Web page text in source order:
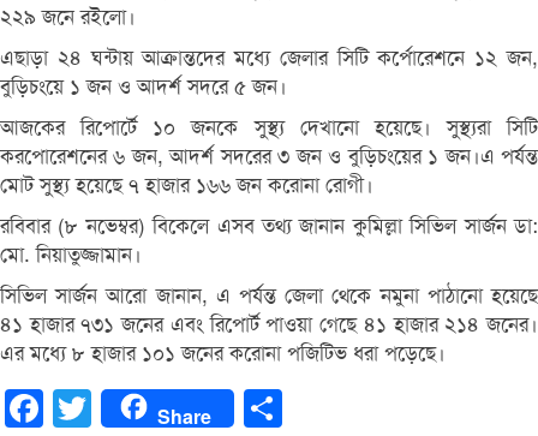
২২৯ জনে রইলো।
এছাড়া ২৪ ঘন্টায় আক্রান্তদের মধ্যে জেলার সিটি কর্পোরেশনে ১২ জন,
বুড়িচংয়ে ১ জন ও আদর্শ সদরে ৫ জন।
আজকের রিপোর্টে ১০ জনকে সুস্থ্য দেখানো হয়েছে। সুস্থ্যরা সিটি
করপোরেশনের ৬ জন, আদর্শ সদরের ৩ জন ও বুড়িচংয়ের ১ জন।এ পর্যন্ত
মোট সুস্থ্য হয়েছে ৭ হাজার ১৬৬ জন করোনা রোগী।
রবিবার (৮ নভেম্বর) বিকেলে এসব তথ্য জানান কুমিল্লা সিভিল সার্জন ডা:
মো. নিয়াতুজ্জামান।
সিভিল সার্জন আরো জানান, এ পর্যন্ত জেলা থেকে নমুনা পাঠানো হয়েছে
৪১ হাজার ৭৩১ জনের এবং রিপোর্ট পাওয়া গেছে ৪১ হাজার ২১৪ জনের।
এর মধ্যে ৮ হাজার ১০১ জনের করোনা পজিটিভ ধরা পড়েছে।
FacebookTwitter Share